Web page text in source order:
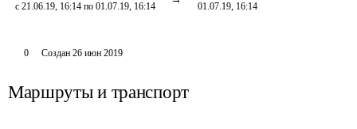
с 21.06.19, 16:14 по 01.07.19, 16:14
01.07.19, 16:14
0 Создан 26 июн 2019
Маршруты и транспорт